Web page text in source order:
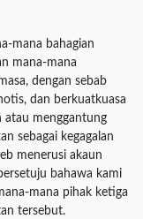
mana bahagian
mana-mana
dengan sebab
dan berkuatkuasa
atau menggantung
sebagai kegagalan
menerusi akaun
bahawa kami
mana pihak ketiga
tersebut.